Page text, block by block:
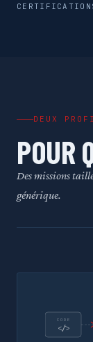
DEUX
POUR
Des missions
générique.
CODE
</>